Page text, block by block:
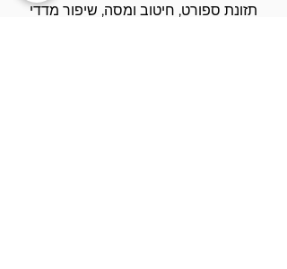
תזונת ספורט, חיטוב ומסה, שיפור מדדי